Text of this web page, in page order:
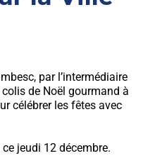
par l’intermédiaire
colis de Noël gourmand à
célébrer les fêtes avec
jeudi 12 décembre.